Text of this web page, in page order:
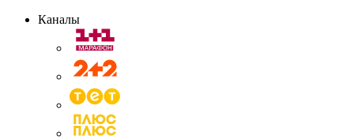
Каналы